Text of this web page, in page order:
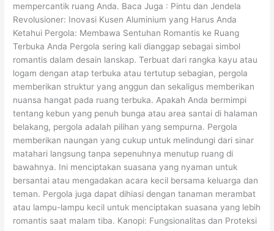
mempercantik ruang Anda. Baca Juga : Pintu dan Jendela
Revolusioner: Inovasi Kusen Aluminium yang Harus Anda
Ketahui Pergola: Membawa Sentuhan Romantis ke Ruang
Terbuka Anda Pergola sering kali dianggap sebagai simbol
romantis dalam desain lanskap. Terbuat dari rangka kayu atau
logam dengan atap terbuka atau tertutup sebagian, pergola
memberikan struktur yang anggun dan sekaligus memberikan
nuansa hangat pada ruang terbuka. Apakah Anda bermimpi
tentang kebun yang penuh bunga atau area santai di halaman
belakang, pergola adalah pilihan yang sempurna. Pergola
memberikan naungan yang cukup untuk melindungi dari sinar
matahari langsung tanpa sepenuhnya menutup ruang di
bawahnya. Ini menciptakan suasana yang nyaman untuk
bersantai atau mengadakan acara kecil bersama keluarga dan
teman. Pergola juga dapat dihiasi dengan tanaman merambat
atau lampu-lampu kecil untuk menciptakan suasana yang lebih
romantis saat malam tiba. Kanopi: Fungsionalitas dan Proteksi